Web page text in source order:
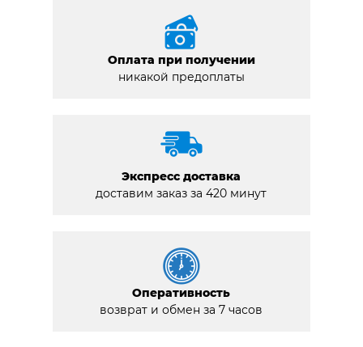
Оплата при получении
никакой предоплаты
Экспресс доставка
доставим заказ за 420 минут
Оперативность
возврат и обмен за 7 часов